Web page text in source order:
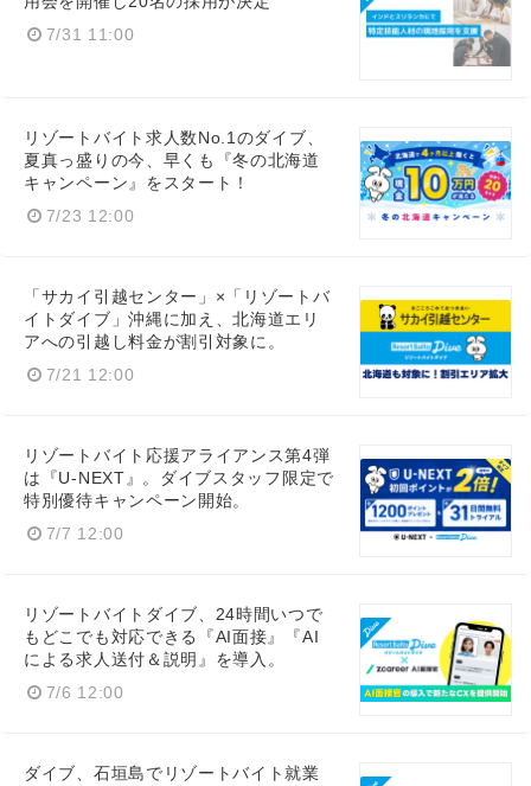
7/31 11:00
リゾートバイト求人数No.1のダイブ、
夏真っ盛りの今、早くも『冬の北海道
キャンペーン』をスタート！
7/23 12:00
「サカイ引越センター」×「リゾートバ
イトダイブ」沖縄に加え、北海道エリ
アへの引越し料金が割引対象に。
7/21 12:00
リゾートバイト応援アライアンス第4弾
は『U-NEXT』。ダイブスタッフ限定で
特別優待キャンペーン開始。
7/7 12:00
リゾートバイトダイブ、24時間いつで
もどこでも対応できる『AI面接』『AI
による求人送付＆説明』を導入。
7/6 12:00
ダイブ、石垣島でリゾートバイト就業